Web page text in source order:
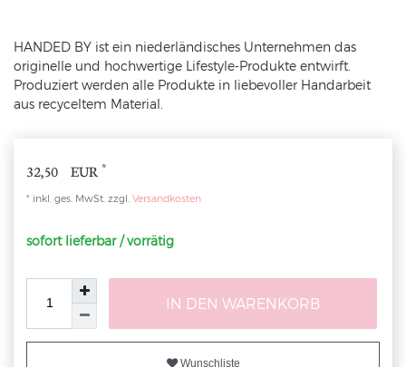
HANDED BY ist ein niederländisches Unternehmen das
originelle und hochwertige Lifestyle-Produkte entwirft.
Produziert werden alle Produkte in liebevoller Handarbeit
aus recyceltem Material.
32,50 EUR *
* inkl. ges. MwSt. zzgl. Versandkosten
sofort lieferbar / vorrätig
IN DEN WARENKORB
Wunschliste